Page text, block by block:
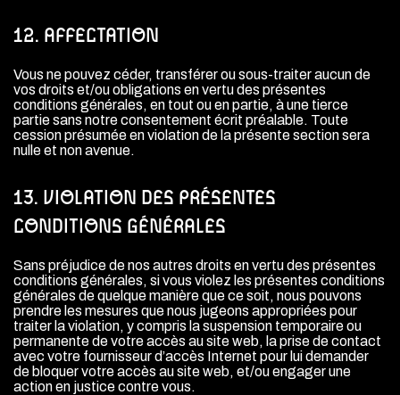
12. AFFECTATION
Vous ne pouvez céder, transférer ou sous-traiter aucun de
vos droits et/ou obligations en vertu des présentes
conditions générales, en tout ou en partie, à une tierce
partie sans notre consentement écrit préalable. Toute
cession présumée en violation de la présente section sera
nulle et non avenue.
13. VIOLATION DES PRÉSENTES
CONDITIONS GÉNÉRALES
Sans préjudice de nos autres droits en vertu des présentes
conditions générales, si vous violez les présentes conditions
générales de quelque manière que ce soit, nous pouvons
prendre les mesures que nous jugeons appropriées pour
traiter la violation, y compris la suspension temporaire ou
permanente de votre accès au site web, la prise de contact
avec votre fournisseur d’accès Internet pour lui demander
de bloquer votre accès au site web, et/ou engager une
action en justice contre vous.